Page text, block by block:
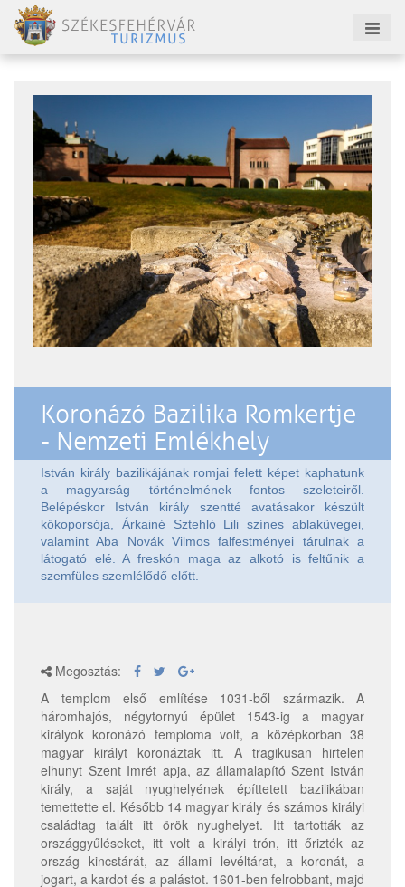
Koronázó Bazilika Romkertje
- Nemzeti Emlékhely
István király bazilikájának romjai felett képet kaphatunk
a magyarság történelmének fontos szeleteiről.
Belépéskor István király szentté avatásakor készült
kőkoporsója, Árkainé Sztehló Lili színes ablaküvegei,
valamint Aba Novák Vilmos falfestményei tárulnak a
látogató elé. A freskón maga az alkotó is feltűnik a
szemfüles szemlélődő előtt.
Megosztás:
A templom első említése 1031-ből származik. A
háromhajós, négytornyú épület 1543-ig a magyar
királyok koronázó temploma volt, a középkorban 38
magyar királyt koronáztak itt. A tragikusan hirtelen
elhunyt Szent Imrét apja, az államalapító Szent István
király, a saját nyughelyének építtetett bazilikában
temettette el. Később 14 magyar király és számos királyi
családtag talált itt örök nyughelyet. Itt tartották az
országgyűléseket, itt volt a királyi trón, itt őrizték az
ország kincstárát, az állami levéltárat, a koronát, a
jogart, a kardot és a palástot. 1601-ben felrobbant, majd